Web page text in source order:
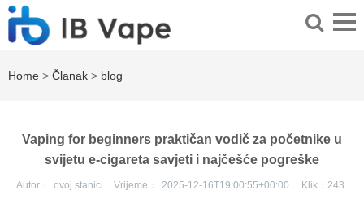
Home > Članak > blog
Vaping for beginners praktičan vodič za početnike u
svijetu e-cigareta savjeti i najčešće pogreške
Autor： ovoj stanici Vrijeme： 2025-12-16T19:00:55+00:00 Klik： 243